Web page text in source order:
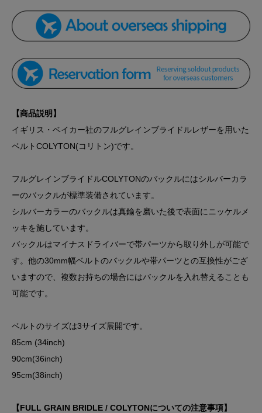
【商品説明】
イギリス・ベイカー社のフルグレインブライドルレザーを用いた
ベルトCOLYTON(コリトン)です。
フルグレインブライドルCOLYTONのバックルにはシルバーカラ
ーのバックルが標準装備されています。
シルバーカラーのバックルは真鍮を磨いた後で表面にニッケルメ
ッキを施しています。
バックルはマイナスドライバーで帯パーツから取り外しが可能で
す。他の30mm幅ベルトのバックルや帯パーツとの互換性がござ
いますので、複数お持ちの場合にはバックルを入れ替えることも
可能です。
ベルトのサイズは3サイズ展開です。
85cm (34inch)
90cm(36inch)
95cm(38inch)
【FULL GRAIN BRIDLE / COLYTONについての注意事項】